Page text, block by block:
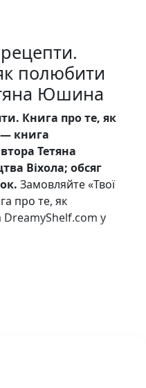
полюбити
Юшина
Книга про те, як
книга
Тетяна
Віхола; обсяг
Замовляйте «Твої
про те, як
DreamyShelf.com у
рутина, а